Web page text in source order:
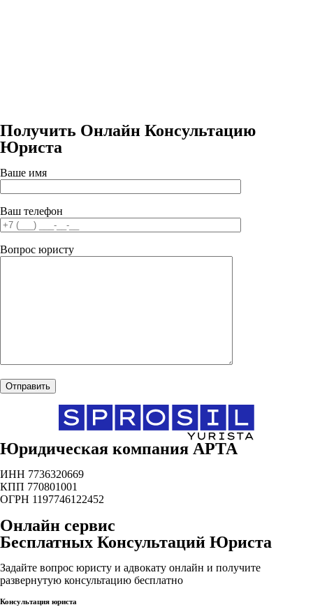
Получить Онлайн Консультацию
Юриста
Ваше имя
Ваш телефон
Вопрос юристу
Юридическая компания АРТА
ИНН 7736320669
КПП 770801001
ОГРН 1197746122452
Онлайн сервис
Бесплатных Консультаций Юриста
Задайте вопрос юристу и адвокату онлайн и получите
развернутую консультацию бесплатно
Консультация юриста